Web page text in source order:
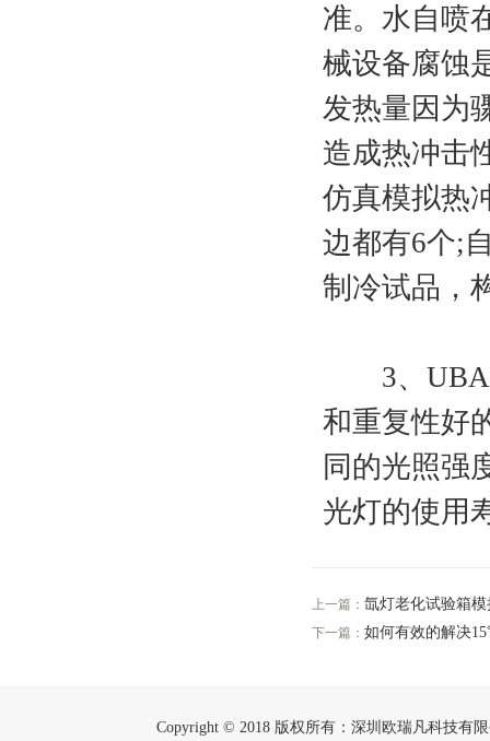
准。水自喷
械设备腐蚀
发热量因为
造成热冲击
仿真模拟热
边都有6个;
制冷试品，
3、UBAB
和重复性好
同的光照强
光灯的使用
上一篇： 氙灯老化试验箱
下一篇： 如何有效的解决
Copyright © 2018 版权所有：深圳欧瑞凡科技有